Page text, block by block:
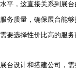
平，这直接关系到展台
务质量，确保展台能够
要选择性价比高的服务
台设计和搭建公司，需